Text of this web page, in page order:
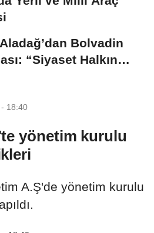
Bolvadin
“Siyaset Halkın
- 18:40
yönetim kurulu
A.Ş'de yönetim kurulu